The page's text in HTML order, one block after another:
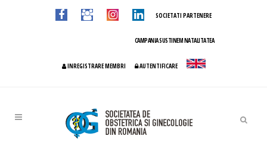
SOCIETATI PARTENERE
CAMPANIA SUSTINEM NATALITATEA
INREGISTRARE MEMBRI AUTENTIFICARE